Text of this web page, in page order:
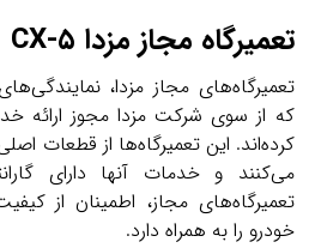
تعمیرگاه مجاز مزدا CX-۵
تعمیرگاه‌های مجاز مزدا،
که از سوی شرکت مزدا مجوز ارائه
کرده‌اند. این تعمیرگاه‌ها از قطعات
می‌کنند و خدمات آنها دارای
تعمیرگاه‌های مجاز، اطمینان از
خودرو را به همراه دارد.